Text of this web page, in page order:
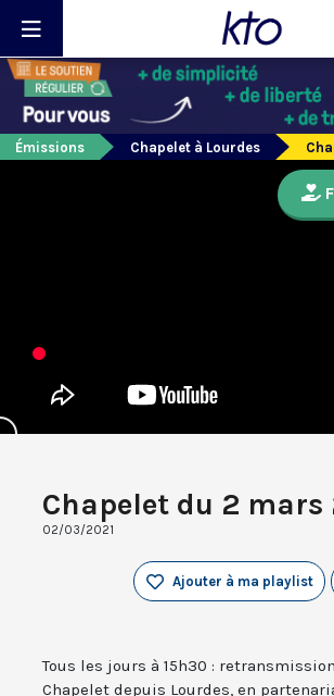
Émissions Chapelet à Lourdes
Chapelet du 2 mars
02/03/2021
Ajouter à ma playlist
Tous les jours à 15h30 :
Chapelet depuis Lourdes, en